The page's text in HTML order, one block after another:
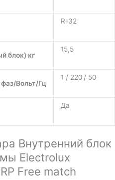
R-32
блок) кг
15,5
Вольт/Гц
1 / 220 / 50
Да
Внутренний блок
Electrolux
Free match